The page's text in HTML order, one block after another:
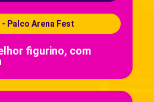
- Palco Arena Fest
figurino, com